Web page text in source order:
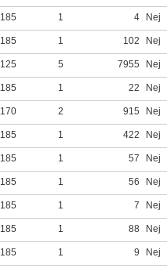
185 1 4
Nej
185 1 102
Nej
125 5 7955
Nej
185 1 22
Nej
170 2 915
Nej
185 1 422
Nej
185 1 57
Nej
185 1 56
Nej
185 1 7
Nej
185 1 88
Nej
185 1 9
Nej